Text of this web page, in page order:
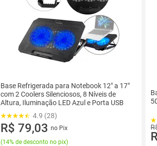
Base Refrigerada para Notebook 12" a 17"
com 2 Coolers Silenciosos, 8 Níveis de
Altura, Iluminação LED Azul e Porta USB
4.9 (28)
R$ 79,03 no Pix
(14% de desconto no pix)